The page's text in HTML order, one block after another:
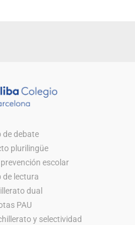
de debate
plurilingüe
escolar
de lectura
dual
PAU
y selectividad